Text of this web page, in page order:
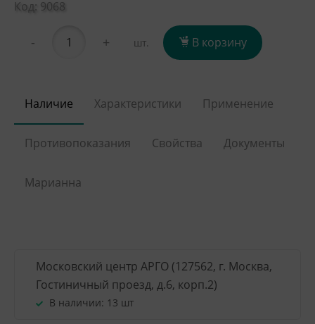
Код: 9068
- + шт. В корзину
Наличие Характеристики Применение
Противопоказания Свойства Документы
Марианна
Московский центр АРГО (127562, г. Москва,
Гостиничный проезд, д.6, корп.2)
В наличии: 13 шт